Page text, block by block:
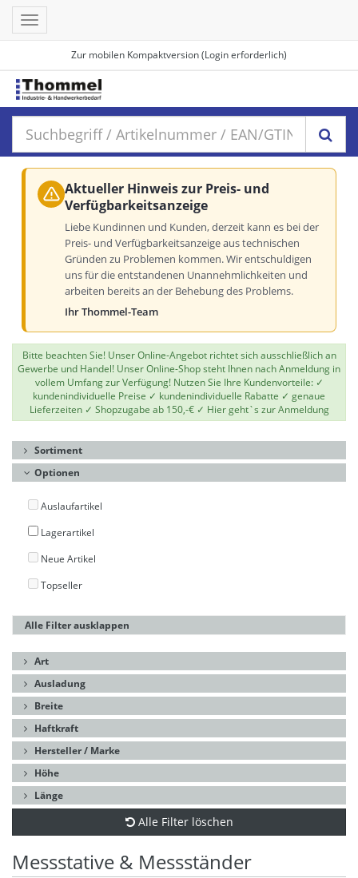
Zur mobilen Kompaktversion (Login erforderlich)
Toggle
navigation
Aktueller Hinweis zur Preis- und
Verfügbarkeitsanzeige
Liebe Kundinnen und Kunden, derzeit kann es bei der
Preis- und Verfügbarkeitsanzeige aus technischen
Gründen zu Problemen kommen. Wir entschuldigen
uns für die entstandenen Unannehmlichkeiten und
arbeiten bereits an der Behebung des Problems.
Ihr Thommel-Team
Bitte beachten Sie! Unser Online-Angebot richtet sich ausschließlich an
Gewerbe und Handel! Unser Online-Shop steht Ihnen nach Anmeldung in
vollem Umfang zur Verfügung! Nutzen Sie Ihre Kundenvorteile: ✓
kundenindividuelle Preise ✓ kundenindividuelle Rabatte ✓ genaue
Lieferzeiten ✓ Shopzugabe ab 150,-€ ✓ Hier geht`s zur Anmeldung
Sortiment
Optionen
Auslaufartikel
Lagerartikel
Neue Artikel
Topseller
Alle Filter ausklappen
Art
Ausladung
Breite
Haftkraft
Hersteller / Marke
Höhe
Länge
Alle Filter löschen
Messstative & Messständer